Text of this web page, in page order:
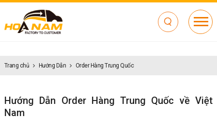
Trang chủ Hướng Dẫn Order Hàng Trung Quốc
Hướng Dẫn Order Hàng Trung Quốc về Việt
Nam